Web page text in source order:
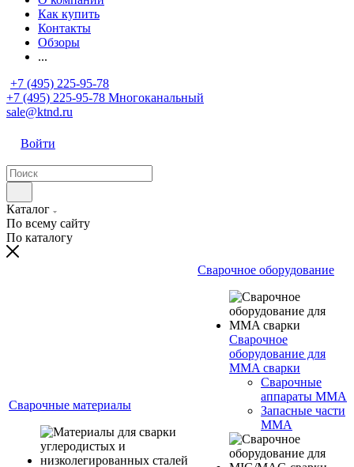
Как купить
Контакты
Обзоры
...
+7 (495) 225-95-78
+7 (495) 225-95-78 Многоканальный
sale@ktnd.ru
Войти
Каталог
По всему сайту
По каталогу
Сварочные материалы
Сварочное оборудование
Сварочное
оборудование для
MMA сварки
Сварочные
аппараты MMA
Запасные части
MMA